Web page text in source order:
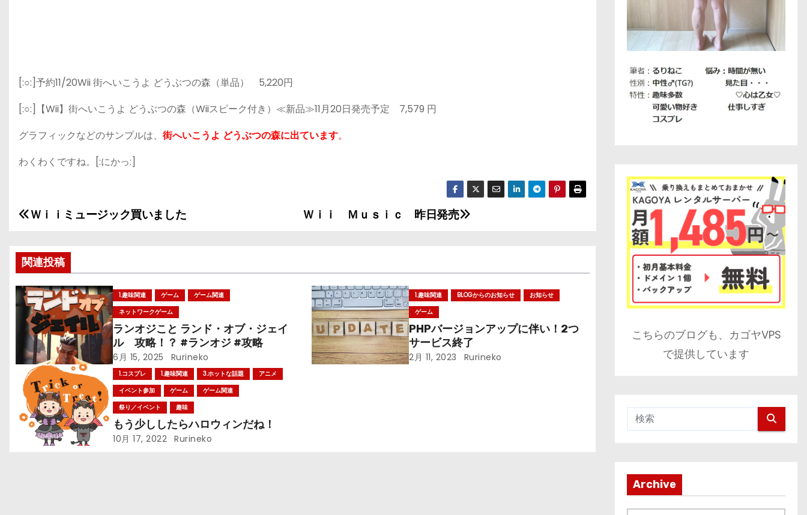
[:○:]予約11/20Wii 街へいこうよ どうぶつの森（単品） 5,220円
[:○:]【Wii】街へいこうよ どうぶつの森（Wiiスピーク付き）≪新品≫11月20日発売予定 7,579 円
グラフィックなどのサンプルは、 街へいこうよ どうぶつの森に出ています。
わくわくですね。[:にかっ:]
投
ナ
ビ
ゲ
ー
シ
ョ
ン
Ｗｉｉ Ｍｕｓｉｃ 昨日発売
Ｗｉｉミュージック買いました
関連投稿
1.趣味関連 ゲーム
ゲーム関連
ネットワークゲーム
ランオジこと ランド・オブ・ジェイ
ル 攻略！？ #ランオジ #攻略
6月 15, 2025 Rurineko
1.趣味関連 BLOGからのお知らせ
お知らせ
ゲーム
PHPバージョンアップに伴い！2つ
サービス終了
2月 11, 2023 Rurineko
1.コスプレ 1.趣味関連 3.ホットな話題
アニメ
イベント参加
ゲーム
ゲーム関連
祭り／イベント
趣味
もう少ししたらハロウィンだね！
10月 17, 2022 Rurineko
こちらのブログも、カゴヤVPS
で提供しています
Archive